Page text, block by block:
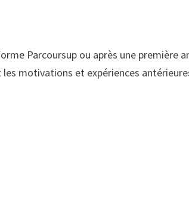
Parcoursup ou après une première
les motivations et expériences